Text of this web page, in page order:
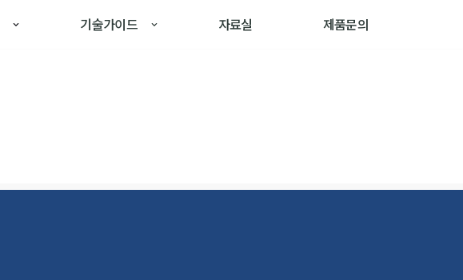
기술가이드 자료실 제품문의